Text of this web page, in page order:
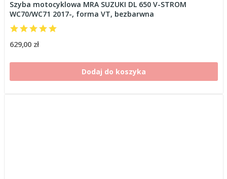
Szyba motocyklowa MRA SUZUKI DL 650 V-STROM
WC70/WC71 2017-, forma VT, bezbarwna
629,00 zł
Dodaj do koszyka